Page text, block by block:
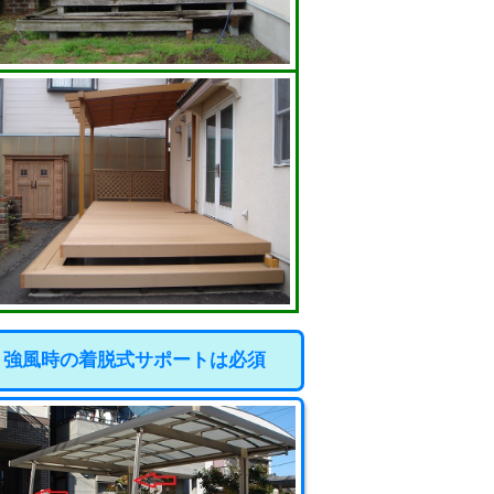
強風時の着脱式サポートは必須